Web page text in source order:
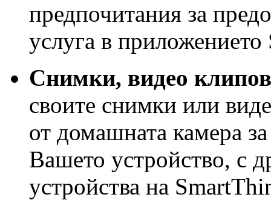
предпочитания за
услуга в
Снимки, видео
своите снимки или
от домашната камера
Вашето устройство, с
устройства на